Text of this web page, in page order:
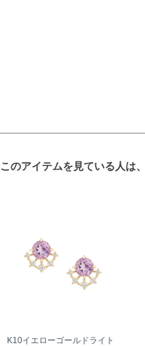
このアイテムを見ている人は
K10イエローゴールドライト